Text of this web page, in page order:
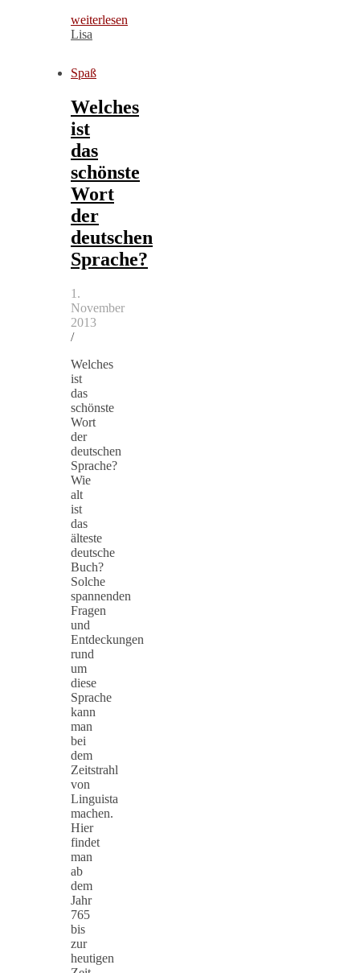
weiterlesen
Lisa
Spaß
Welches
ist
das
schönste
Wort
der
deutschen
Sprache?
1.
November
2013
/
Welches
ist
das
schönste
Wort
der
deutschen
Sprache?
Wie
alt
ist
das
älteste
deutsche
Buch?
Solche
spannenden
Fragen
und
Entdeckungen
rund
um
diese
Sprache
kann
man
bei
dem
Zeitstrahl
von
Linguista
machen.
Hier
findet
man
ab
dem
Jahr
765
bis
zur
heutigen